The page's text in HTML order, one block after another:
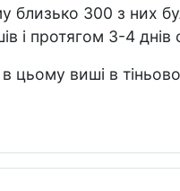
близько 300 з них
і протягом 3-4 днів
цьому виші в